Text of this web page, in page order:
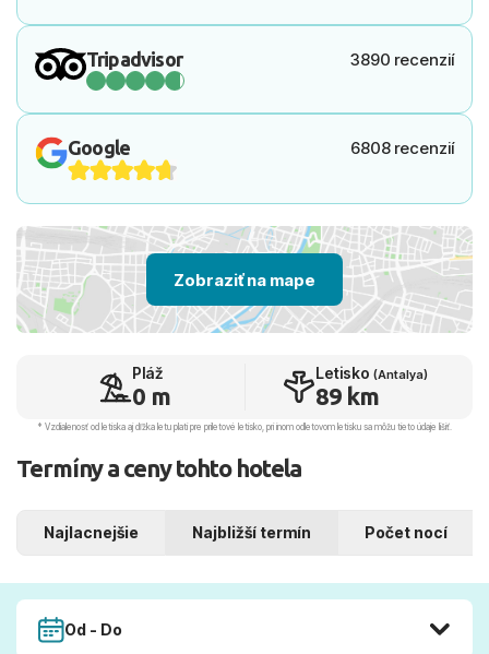
Tripadvisor 3890 recenzií
Google 6808 recenzií
Zobraziť na mape
Pláž
0 m
Letisko (Antalya)
89 km
* Vzdialenosť od letiska aj dľžka letu platí pre príletové letisko, pri inom odletovom letisku sa môžu tieto údaje líšiť.
Termíny a ceny tohto hotela
Najlacnejšie Najbližší termín Počet nocí
Od - Do